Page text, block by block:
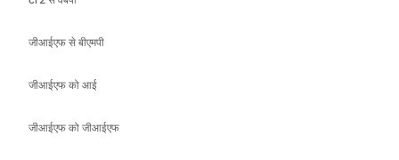
जीआईएफ को आई
जीआईएफ को जीआईएफ
जेपीईजी को जिफ
जीआईएफ से जेपीजी